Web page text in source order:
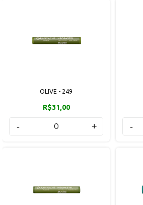
OLIVE - 249
R$31,00
- + -